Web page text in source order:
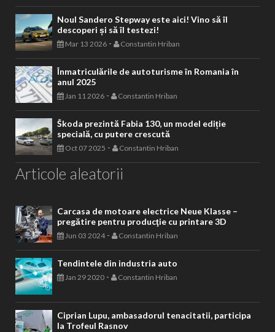
Noul Sandero Stepway este aici! Vino să îl
descoperi și să îl testezi!
Mar 13 2026 - Constantin Hriban
Înmatriculările de autoturisme în Romania în
anul 2025
Jan 11 2026 - Constantin Hriban
Škoda prezintă Fabia 130, un model ediție
specială, cu putere crescută
Oct 07 2025 - Constantin Hriban
Articole aleatorii
Carcasa de motoare electrice Neue Klasse –
pregătire pentru producţie cu printare 3D
Jun 03 2024- Constantin Hriban
Tendintele din industria auto
Jan 29 2020 - Constantin Hriban
Ciprian Lupu, ambasadorul tenacitatii, participa
la Trofeul Rasnov